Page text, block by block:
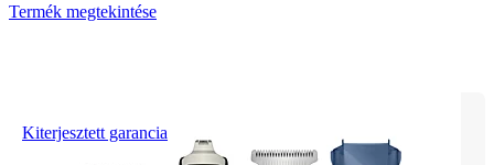
Termék megtekintése
Kiterjesztett garancia